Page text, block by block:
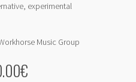
experimental
Music Group